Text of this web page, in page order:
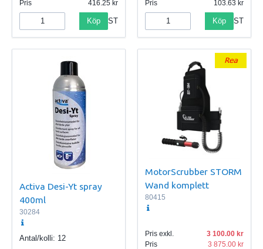
Pris 416.25
Köp ST
Pris 103.63
Köp ST
Activa Desi-Yt spray
400ml
30284
Antal/kolli: 12
MotorScrubber STORM
Wand komplett
80415
Pris exkl.
3 100.00
Pris
3 875.00